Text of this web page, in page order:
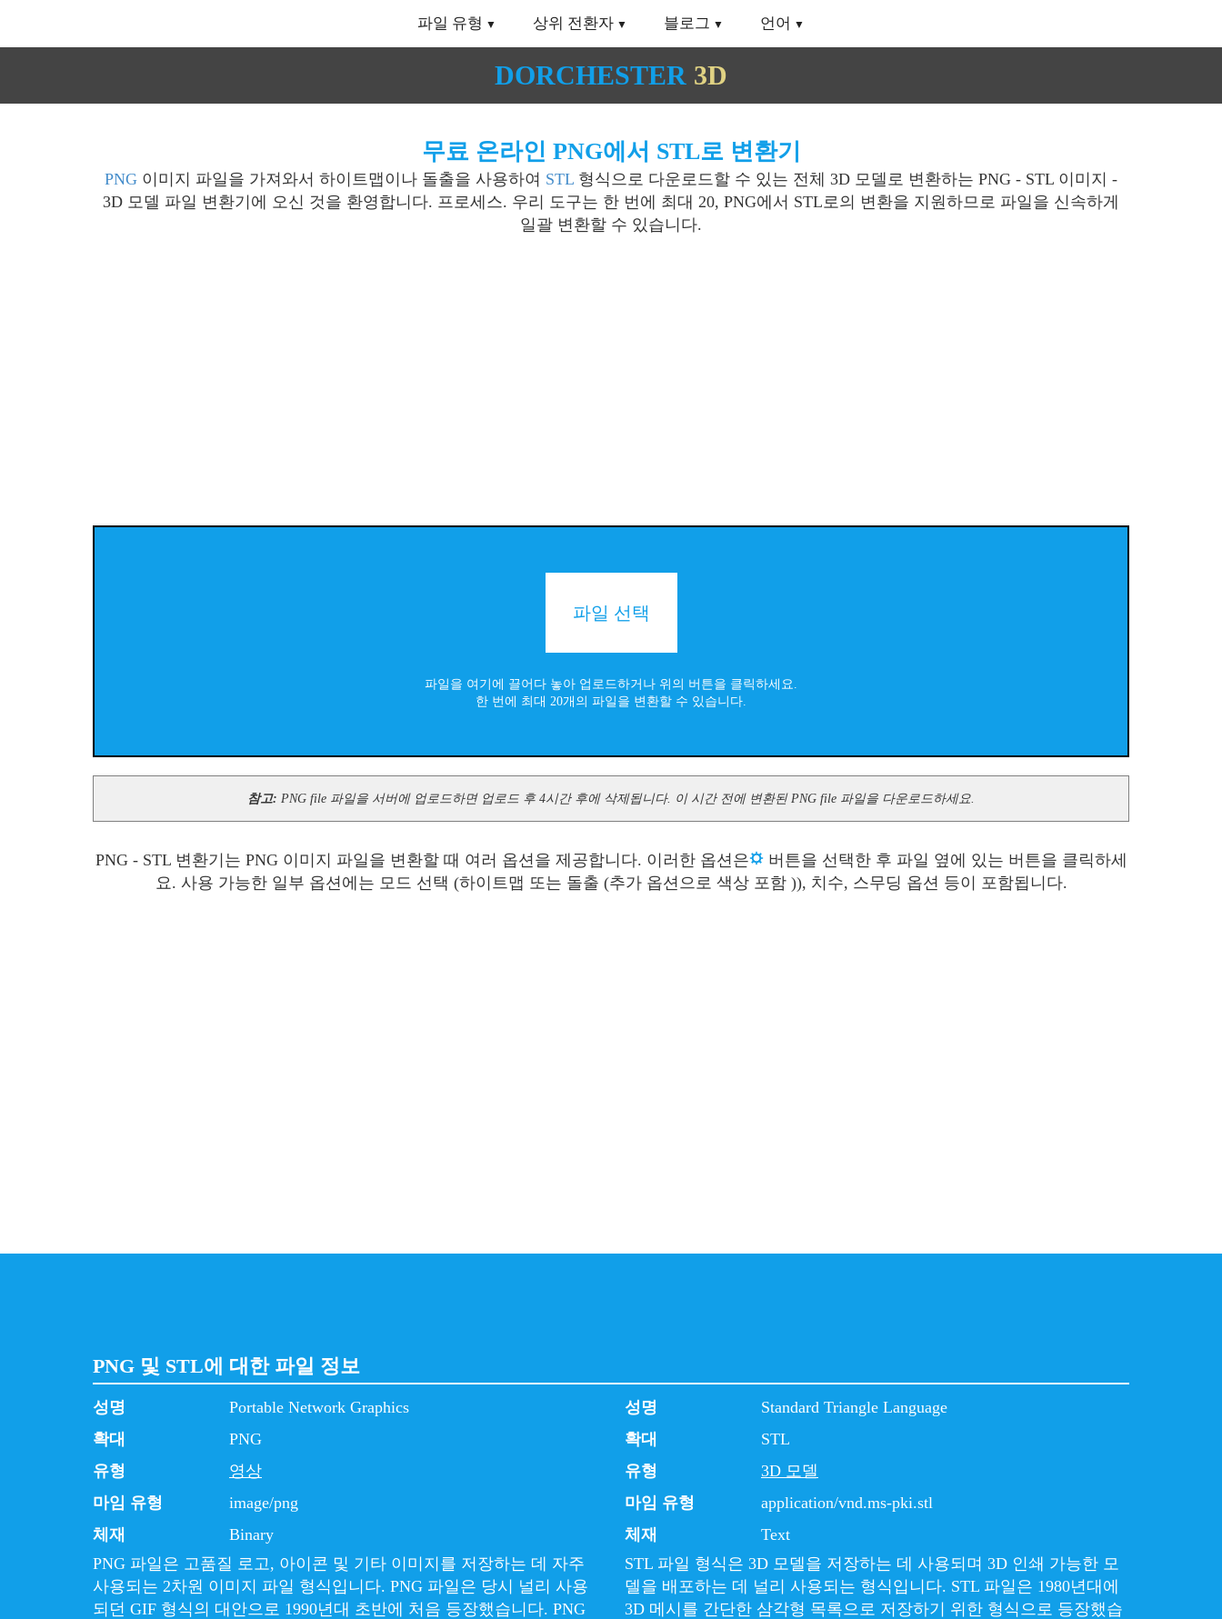
파일 유형 상위 전환자 블로그 언어
DORCHESTER 3D
무료 온라인 PNG에서 STL로 변환기
PNG 이미지 파일을 가져와서 하이트맵이나 돌출을 사용하여 STL 형식으로 다운로드할 수 있는 전체 3D 모델로 변환하는 PNG - STL 이미지 -
3D 모델 파일 변환기에 오신 것을 환영합니다. 프로세스. 우리 도구는 한 번에 최대 20, PNG에서 STL로의 변환을 지원하므로 파일을 신속하게
일괄 변환할 수 있습니다.
파일 선택
파일을 여기에 끌어다 놓아 업로드하거나 위의 버튼을 클릭하세요.
한 번에 최대 20개의 파일을 변환할 수 있습니다.
참고: PNG file 파일을 서버에 업로드하면 업로드 후 4시간 후에 삭제됩니다. 이 시간 전에 변환된 PNG file 파일을 다운로드하세요.
PNG - STL 변환기는 PNG 이미지 파일을 변환할 때 여러 옵션을 제공합니다. 이러한 옵션은
버튼을 선택한 후 파일 옆에 있는 버튼을 클릭하세
요. 사용 가능한 일부 옵션에는 모드 선택 (하이트맵 또는 돌출 (추가 옵션으로 색상 포함 )), 치수, 스무딩 옵션 등이 포함됩니다.
PNG 및 STL에 대한 파일 정보
성명
Portable Network Graphics
확대
PNG
유형
영상
마임 유형
image/png
체재
Binary
PNG 파일은 고품질 로고, 아이콘 및 기타 이미지를 저장하는 데 자주
사용되는 2차원 이미지 파일 형식입니다. PNG 파일은 당시 널리 사용
되던 GIF 형식의 대안으로 1990년대 초반에 처음 등장했습니다. PNG
성명
Standard Triangle Language
확대
STL
유형
3D 모델
마임 유형
application/vnd.ms-pki.stl
체재
Text
STL 파일 형식은 3D 모델을 저장하는 데 사용되며 3D 인쇄 가능한 모
델을 배포하는 데 널리 사용되는 형식입니다. STL 파일은 1980년대에
3D 메시를 간단한 삼각형 목록으로 저장하기 위한 형식으로 등장했습